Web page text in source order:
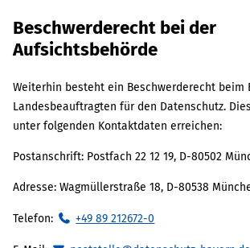
Beschwerderecht bei der
Aufsichtsbehörde
Weiterhin besteht ein Beschwerderecht beim
Landesbeauftragten für den Datenschutz.
unter folgenden Kontaktdaten erreichen:
Postanschrift: Postfach 22 12 19, D-80502
Adresse: Wagmüllerstraße 18, D-80538
Telefon: +49 89 212672-0